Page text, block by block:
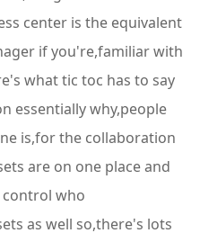
center is the equivalent
if you're,familiar with
what tic toc has to say
essentially why,people
is,for the collaboration
are on one place and
who
as well so,there's lots